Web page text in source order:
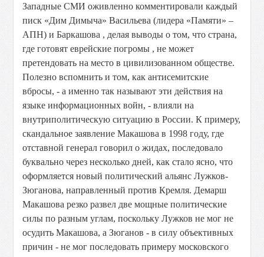
Западные СМИ оживленно комментировали каждый
писк «Дим Димыча» Васильева (лидера «Памяти» –
АПН) и Баркашова , делая выводы о том, что страна,
где готовят еврейские погромы , не может
претендовать на место в цивилизованном обществе.
Полезно вспомнить и том, как антисемитские
вбросы, - а именно так называют эти действия на
языке информационных войн, - влияли на
внутриполитическую ситуацию в России. К примеру,
скандальное заявление Макашова в 1998 году, где
отставной генерал говорил о жидах, последовало
буквально через несколько дней, как стало ясно, что
оформляется новый политический альянс Лужков-
Зюганова, направленный против Кремля. Демарш
Макашова резко развел две мощные политические
силы по разным углам, поскольку Лужков не мог не
осудить Макашова, а Зюганов - в силу объективных
причин - не мог последовать примеру московского